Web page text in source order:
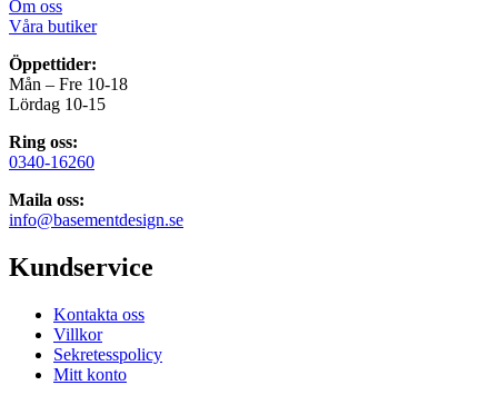
Om oss
Våra butiker
Öppettider:
Mån – Fre 10-18
Lördag 10-15
Ring oss:
0340-16260
Maila oss:
info@basementdesign.se
Kundservice
Kontakta oss
Villkor
Sekretesspolicy
Mitt konto